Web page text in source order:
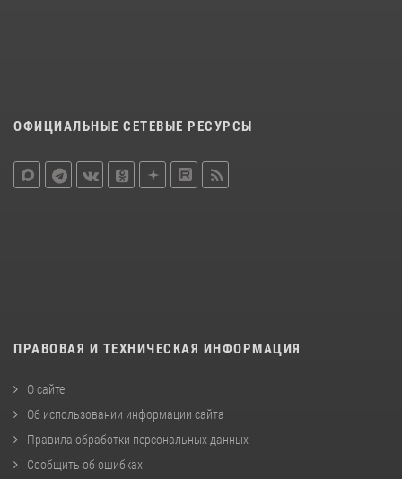
ОФИЦИАЛЬНЫЕ СЕТЕВЫЕ РЕСУРСЫ
ПРАВОВАЯ И ТЕХНИЧЕСКАЯ ИНФОРМАЦИЯ
О сайте
Об использовании информации сайта
Правила обработки персональных данных
Сообщить об ошибках